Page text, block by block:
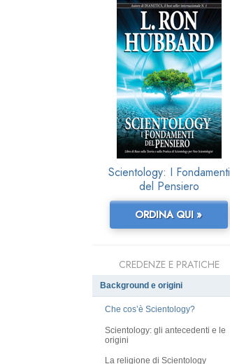
Scientology: I Fondamenti
del Pensiero
ORDINA QUI »
CREDENZE E PRATICHE
Background e origini
Che cos’è Scientology?
Scientology: gli antecedenti e le
origini
La religione di Scientology